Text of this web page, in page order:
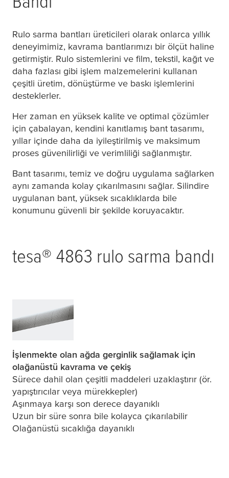
Rulo sarma bantları üreticileri olarak onlarca yıllık
deneyimimiz, kavrama bantlarımızı bir ölçüt haline
getirmiştir. Rulo sistemlerini ve film, tekstil, kağıt ve
daha fazlası gibi işlem malzemelerini kullanan
çeşitli üretim, dönüştürme ve baskı işlemlerini
desteklerler.
Her zaman en yüksek kalite ve optimal çözümler
için çabalayan, kendini kanıtlamış bant tasarımı,
yıllar içinde daha da iyileştirilmiş ve maksimum
proses güvenilirliği ve verimliliği sağlanmıştır.
Bant tasarımı, temiz ve doğru uygulama sağlarken
aynı zamanda kolay çıkarılmasını sağlar. Silindire
uygulanan bant, yüksek sıcaklıklarda bile
konumunu güvenli bir şekilde koruyacaktır.
tesa® 4863 rulo sarma bandı
İşlenmekte olan ağda gerginlik sağlamak için
olağanüstü kavrama ve çekiş
Sürece dahil olan çeşitli maddeleri uzaklaştırır (ör.
yapıştırıcılar veya mürekkepler)
Aşınmaya karşı son derece dayanıklı
Uzun bir süre sonra bile kolayca çıkarılabilir
Olağanüstü sıcaklığa dayanıklı